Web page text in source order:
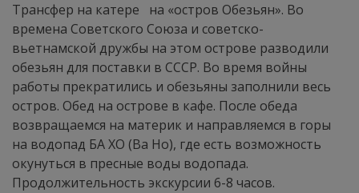
Трансфер на катере на «остров Обезьян». Во
времена Советского Союза и советско-
вьетнамской дружбы на этом острове разводили
обезьян для поставки в СССР. Во время войны
работы прекратились и обезьяны заполнили весь
остров. Обед на острове в кафе. После обеда
возвращаемся на материк и направляемся в горы
на водопад БА ХО (Ba Ho), где есть возможность
окунуться в пресные воды водопада.
Продолжительность экскурсии 6-8 часов.